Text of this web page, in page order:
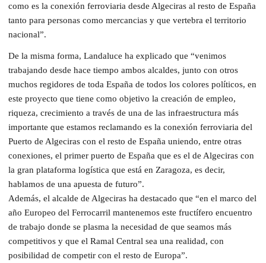
como es la conexión ferroviaria desde Algeciras al resto de España
tanto para personas como mercancias y que vertebra el territorio
nacional”.
De la misma forma, Landaluce ha explicado que “venimos
trabajando desde hace tiempo ambos alcaldes, junto con otros
muchos regidores de toda España de todos los colores políticos, en
este proyecto que tiene como objetivo la creación de empleo,
riqueza, crecimiento a través de una de las infraestructura más
importante que estamos reclamando es la conexión ferroviaria del
Puerto de Algeciras con el resto de España uniendo, entre otras
conexiones, el primer puerto de España que es el de Algeciras con
la gran plataforma logística que está en Zaragoza, es decir,
hablamos de una apuesta de futuro”.
Además, el alcalde de Algeciras ha destacado que “en el marco del
año Europeo del Ferrocarril mantenemos este fructífero encuentro
de trabajo donde se plasma la necesidad de que seamos más
competitivos y que el Ramal Central sea una realidad, con
posibilidad de competir con el resto de Europa”.